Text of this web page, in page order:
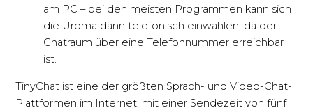
am PC – bei den meisten Programmen kann sich
die Uroma dann telefo­nisch einwählen, da der
Chatraum über eine Telefon­nummer erreich­bar
ist.
TinyChat ist eine der größten Sprach- und Video-Chat-
Plattformen im Internet, mit einer Sendezeit von fünf